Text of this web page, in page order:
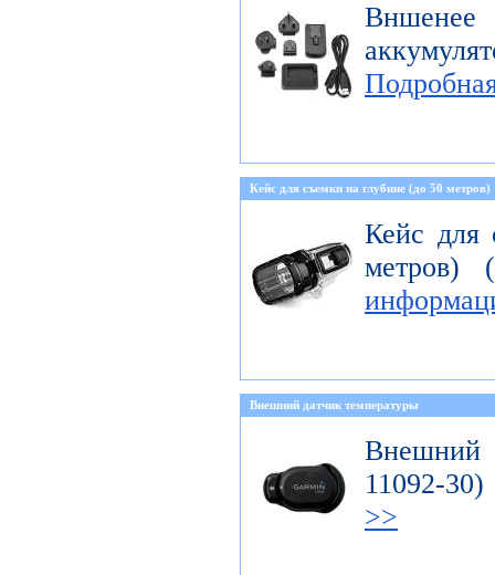
Вншенее
Кейс для съемки на глубине (до 50 метров)
Кейс для
метров)
Внешний датчик температуры
Внешний
11092-
>>